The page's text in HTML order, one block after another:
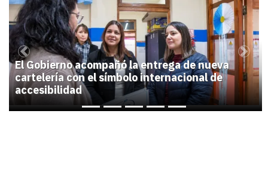
1
El Gobierno acompañó la entrega de nueva
cartelería con el símbolo internacional de
accesibilidad
Previous Next